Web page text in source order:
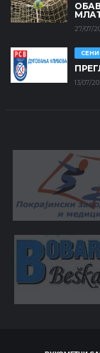
27/07/
13/07/